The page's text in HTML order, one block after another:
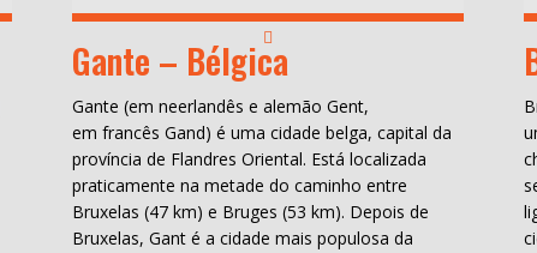
Gante – Bélgica
Gante (em neerlandês e alemão Gent,
em francês Gand) é uma cidade belga, capital da
província de Flandres Oriental. Está localizada
praticamente na metade do caminho entre
Bruxelas (47 km) e Bruges (53 km). Depois de
Bruxelas, Gant é a cidade mais populosa da